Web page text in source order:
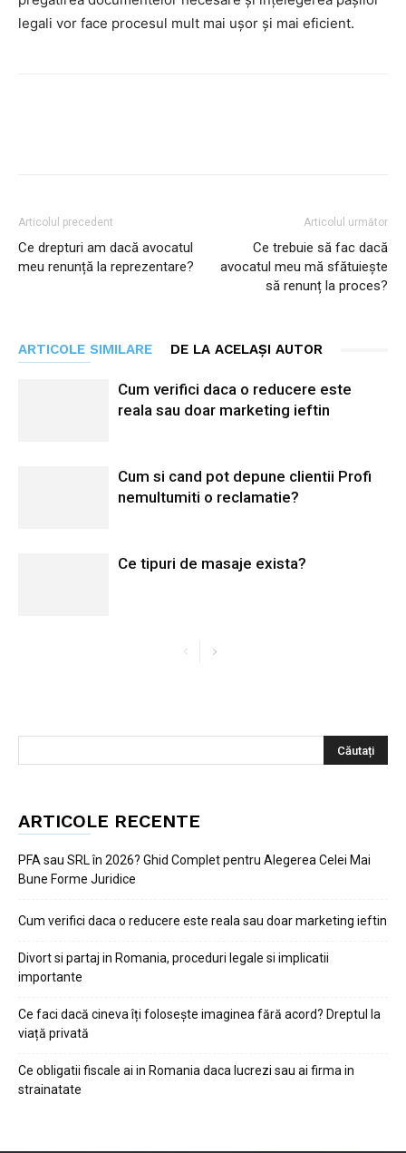
legali vor face procesul mult mai ușor și mai eficient.
Articolul precedent
Ce drepturi am dacă avocatul
meu renunță la reprezentare?
Articolul următor
Ce trebuie să fac dacă
avocatul meu mă sfătuiește
să renunț la proces?
ARTICOLE SIMILARE DE LA ACELAȘI AUTOR
Cum verifici daca o reducere este
reala sau doar marketing ieftin
Cum si cand pot depune clientii Profi
nemultumiti o reclamatie?
Ce tipuri de masaje exista?
ARTICOLE RECENTE
PFA sau SRL în 2026? Ghid Complet pentru Alegerea Celei Mai
Bune Forme Juridice
Cum verifici daca o reducere este reala sau doar marketing ieftin
Divort si partaj in Romania, proceduri legale si implicatii
importante
Ce faci dacă cineva îți folosește imaginea fără acord? Dreptul la
viață privată
Ce obligatii fiscale ai in Romania daca lucrezi sau ai firma in
strainatate